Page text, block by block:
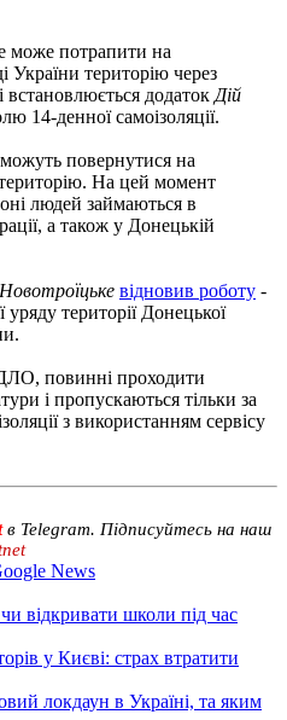
може потрапити на
України територію через
встановлюється додаток Дій
14-денної самоізоляції.
повернутися на
На цей момент
людей займаються в
а також у Донецькій
Новотроїцьке відновив роботу -
території Донецької
повинні проходити
і пропускаються тільки за
з використанням сервісу
в Telegram. Підписуйтесь на наш
News
відкривати школи під час
у Києві: страх втратити
локдаун в Україні, та яким